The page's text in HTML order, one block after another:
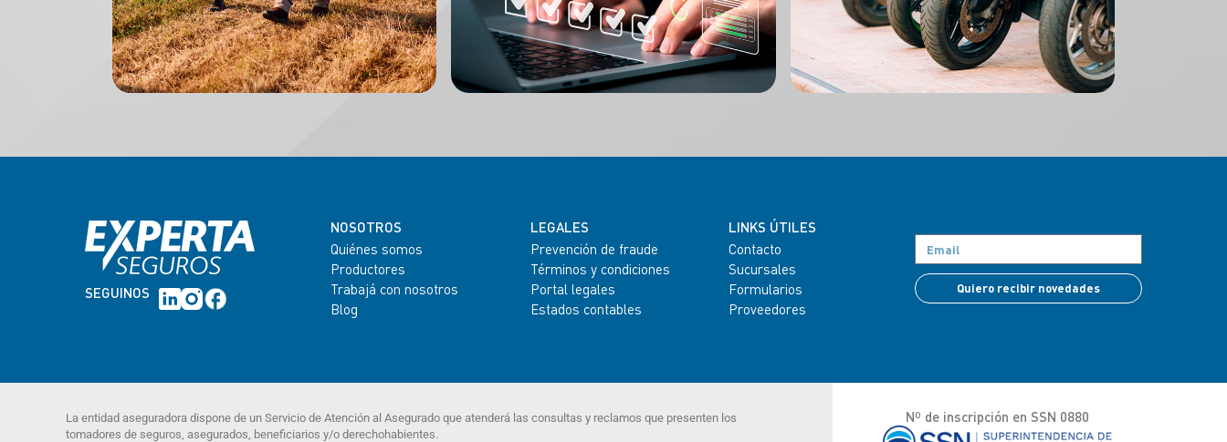
SEGUINOS
NOSOTROS
Quiénes somos
Productores
Trabajá con nosotros
Blog
LEGALES
Prevención de fraude
Términos y condiciones
Portal legales
Estados contables
LINKS ÚTILES
Contacto
Sucursales
Formularios
Proveedores
Quiero recibir novedades
La entidad aseguradora dispone de un Servicio de Atención al Asegurado que atenderá las consultas y reclamos que presenten los
tomadores de seguros, asegurados, beneficiarios y/o derechohabientes.
Nº de inscripción en SSN 0880